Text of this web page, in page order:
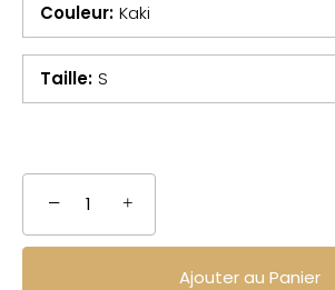
Couleur: Kaki
Taille: S
− +
Ajouter au Panier